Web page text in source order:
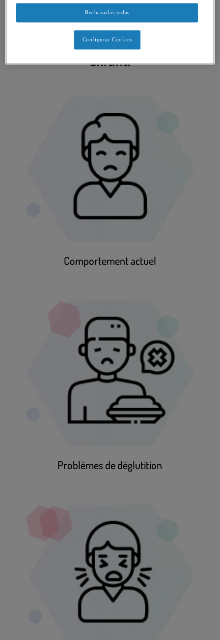
Identifiez facilement les
risques de troubles de la
déglutition chez votre
enfant.
Comportement actuel
Problèmes de déglutition
Rechazarlas todas
Configurar Cookies